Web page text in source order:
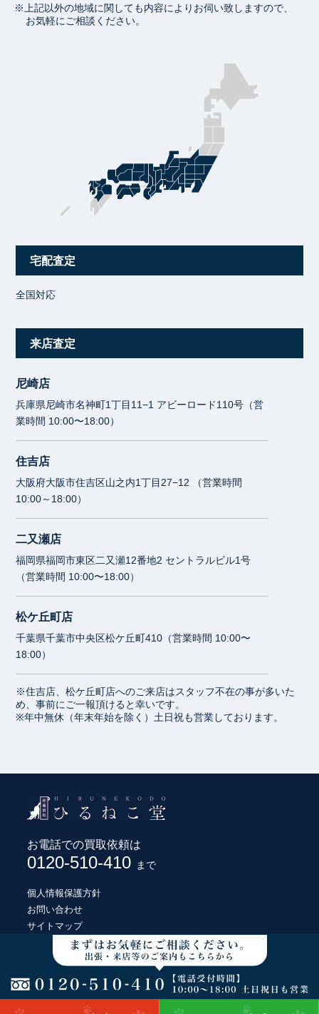
※上記以外の地域に関しても内容によりお伺い致しますので、
お気軽にご相談ください。
宅配査定
全国対応
来店査定
尼崎店
兵庫県尼崎市名神町1丁目11−1 アビーロード110号（営
業時間 10:00〜18:00）
住吉店
大阪府大阪市住吉区山之内1丁目27−12 （営業時間
10:00～18:00）
二又瀬店
福岡県福岡市東区二又瀬12番地2 セントラルビル1号
（営業時間 10:00〜18:00）
松ケ丘町店
千葉県千葉市中央区松ケ丘町410（営業時間 10:00〜
18:00）
※住吉店、松ケ丘町店へのご来店はスタッフ不在の事が多いた
め、事前にご一報頂けると幸いです。
※年中無休（年末年始を除く）土日祝も営業しております。
お電話での買取依頼は
0120-510-410 まで
個人情報保護方針
お問い合わせ
サイトマップ
© HIRUNEKODO CO., LTD.